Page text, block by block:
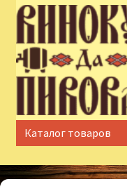
Перейти
навигации
Перейти
содержимому
Каталог товаров